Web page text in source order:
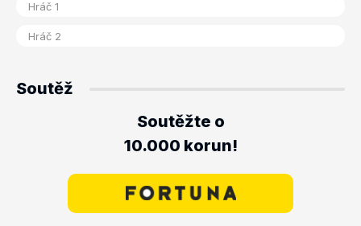
Soutěž
Soutěžte o
10.000 korun!